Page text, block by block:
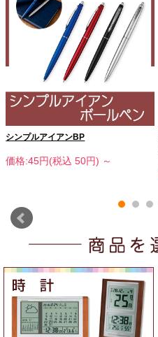
シンプルアイアンBP
価格:45円(税込 50円) ～